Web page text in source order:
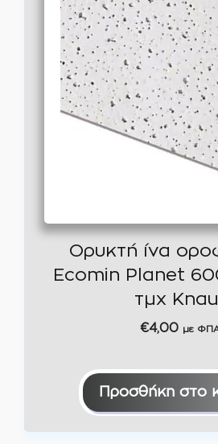
Ορυκτή ίνα
Ecomin Planet
τμχ
€4,00 με
Προσθήκη στο